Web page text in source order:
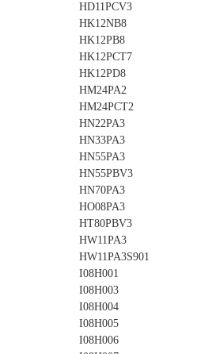
HD11PCV3
HK12NB8
HK12PB8
HK12PCT7
HK12PD8
HM24PA2
HM24PCT2
HN22PA3
HN33PA3
HN55PA3
HN55PBV3
HN70PA3
HO08PA3
HT80PBV3
HW11PA3
HW11PA3S901
I08H001
I08H003
I08H004
I08H005
I08H006